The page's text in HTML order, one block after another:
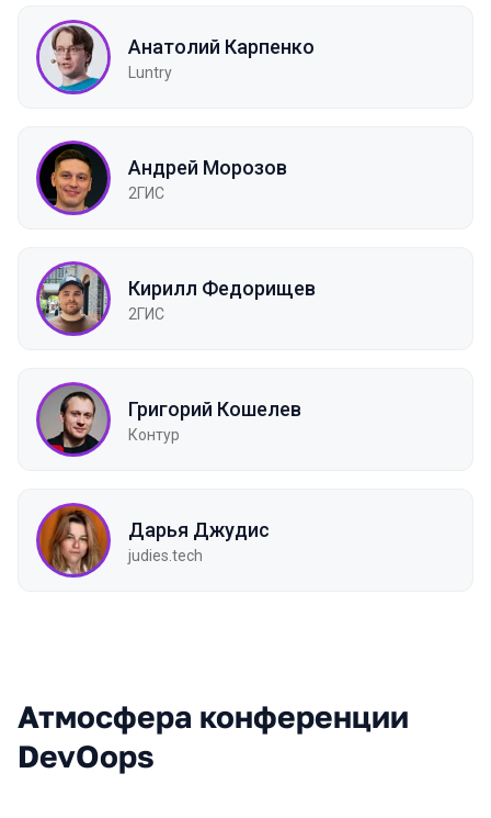
Анатолий Карпенко
Luntry
Андрей Морозов
2ГИС
Кирилл Федорищев
2ГИС
Григорий Кошелев
Контур
Дарья Джудис
judies.tech
Атмосфера конференции
DevOops